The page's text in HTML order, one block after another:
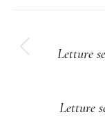
tra
Letture
Letture